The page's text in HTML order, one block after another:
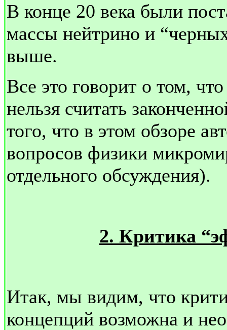
В конце 20 века были
массы нейтрино и
выше.
Все это говорит о том,
нельзя считать
того, что в этом обзоре
вопросов физики
отдельного обсуждения).
2. Критика
Итак, мы видим, что
концепций возможна и